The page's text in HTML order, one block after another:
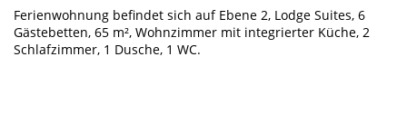
Ferienwohnung befindet sich auf Ebene 2, Lodge Suites, 6
Gästebetten, 65 m², Wohnzimmer mit integrierter Küche, 2
Schlafzimmer, 1 Dusche, 1 WC.